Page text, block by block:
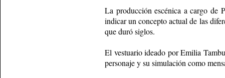
La producción escénica a cargo de
indicar un concepto actual de las
que duró siglos.
El vestuario ideado por Emilia
personaje y su simulación como